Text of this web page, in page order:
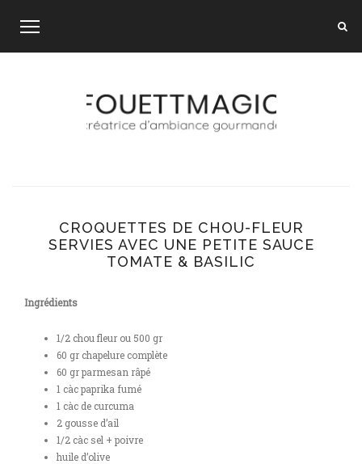
CROQUETTES DE CHOU-FLEUR
SERVIES AVEC UNE PETITE SAUCE
TOMATE & BASILIC
Ingrédients
1/2 chou fleur ou 500 gr
60 gr chapelure complète
60 gr parmesan râpé
1 càc paprika fumé
1 càc de curcuma
2 gousse d’ail
1/2 càc sel + poivre
huile d’olive